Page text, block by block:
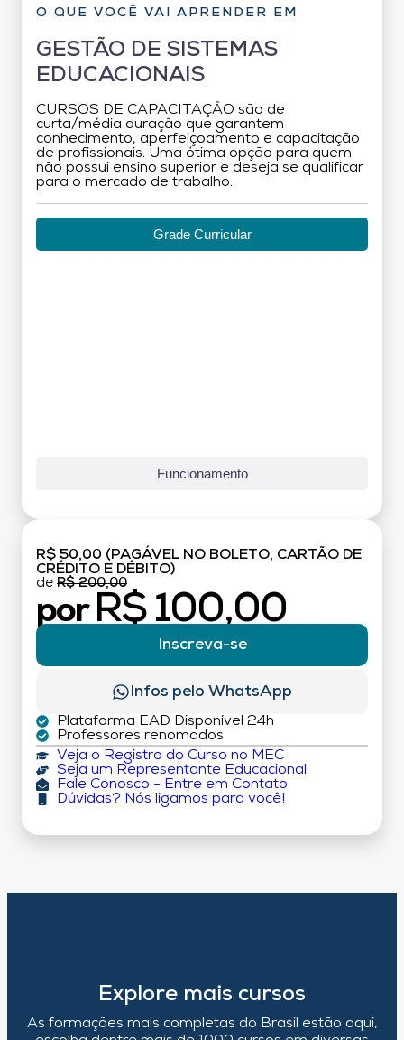
O QUE VOCÊ VAI APRENDER EM
GESTÃO DE SISTEMAS
EDUCACIONAIS
CURSOS DE CAPACITAÇÃO são de
curta/média duração que garantem
conhecimento, aperfeiçoamento e capacitação
de profissionais. Uma ótima opção para quem
não possui ensino superior e deseja se qualificar
para o mercado de trabalho.
Grade Curricular
Funcionamento
R$ 50,00 (PAGÁVEL NO BOLETO, CARTÃO DE
CRÉDITO E DÉBITO)
de R$ 200,00
por R$ 100,00
Inscreva-se
Infos pelo WhatsApp
Plataforma EAD Disponível 24h
Professores renomados
Veja o Registro do Curso no MEC
Seja um Representante Educacional
Fale Conosco - Entre em Contato
Dúvidas? Nós ligamos para você!
Explore mais cursos
As formações mais completas do Brasil estão aqui,